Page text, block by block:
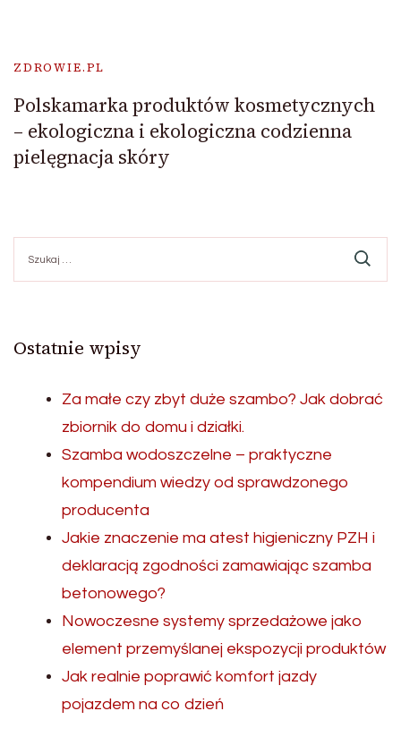
ZDROWIE.PL
Polskamarka produktów kosmetycznych
– ekologiczna i ekologiczna codzienna
pielęgnacja skóry
Ostatnie wpisy
Za małe czy zbyt duże szambo? Jak dobrać
zbiornik do domu i działki.
Szamba wodoszczelne – praktyczne
kompendium wiedzy od sprawdzonego
producenta
Jakie znaczenie ma atest higieniczny PZH i
deklaracją zgodności zamawiając szamba
betonowego?
Nowoczesne systemy sprzedażowe jako
element przemyślanej ekspozycji produktów
Jak realnie poprawić komfort jazdy
pojazdem na co dzień